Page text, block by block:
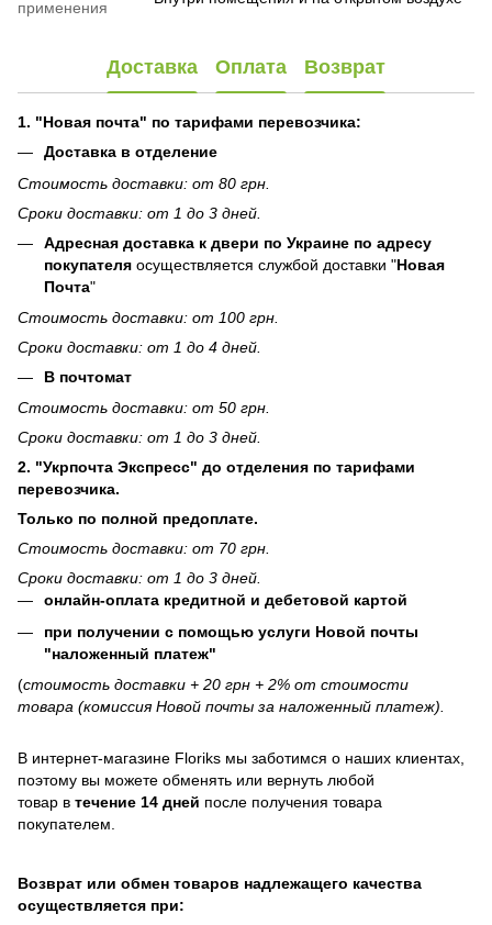
применения
Доставка Оплата Возврат
1. "Новая почта" по тарифами перевозчика:
Доставка в отделение
Стоимость доставки: от 80 грн.
Сроки доставки: от 1 до 3 дней.
Адресная доставка к двери по Украине по адресу
покупателя осуществляется службой доставки "Новая
Почта"
Стоимость доставки: от 100 грн.
Сроки доставки: от 1 до 4 дней.
В почтомат
Стоимость доставки: от 50 грн.
Сроки доставки: от 1 до 3 дней.
2. "Укрпочта Экспресс" до отделения по тарифами
перевозчика.
Только по полной предоплате.
Стоимость доставки: от 70 грн.
Сроки доставки: от 1 до 3 дней.
онлайн-оплата кредитной и дебетовой картой
при получении с помощью услуги Новой почты
"наложенный платеж"
(стоимость доставки + 20 грн + 2% от стоимости
товара (комиссия Новой почты за наложенный платеж).
В интернет-магазине Floriks мы заботимся о наших клиентах,
поэтому вы можете обменять или вернуть любой
товар в течение 14 дней после получения товара
покупателем.
Возврат или обмен товаров надлежащего качества
осуществляется при: